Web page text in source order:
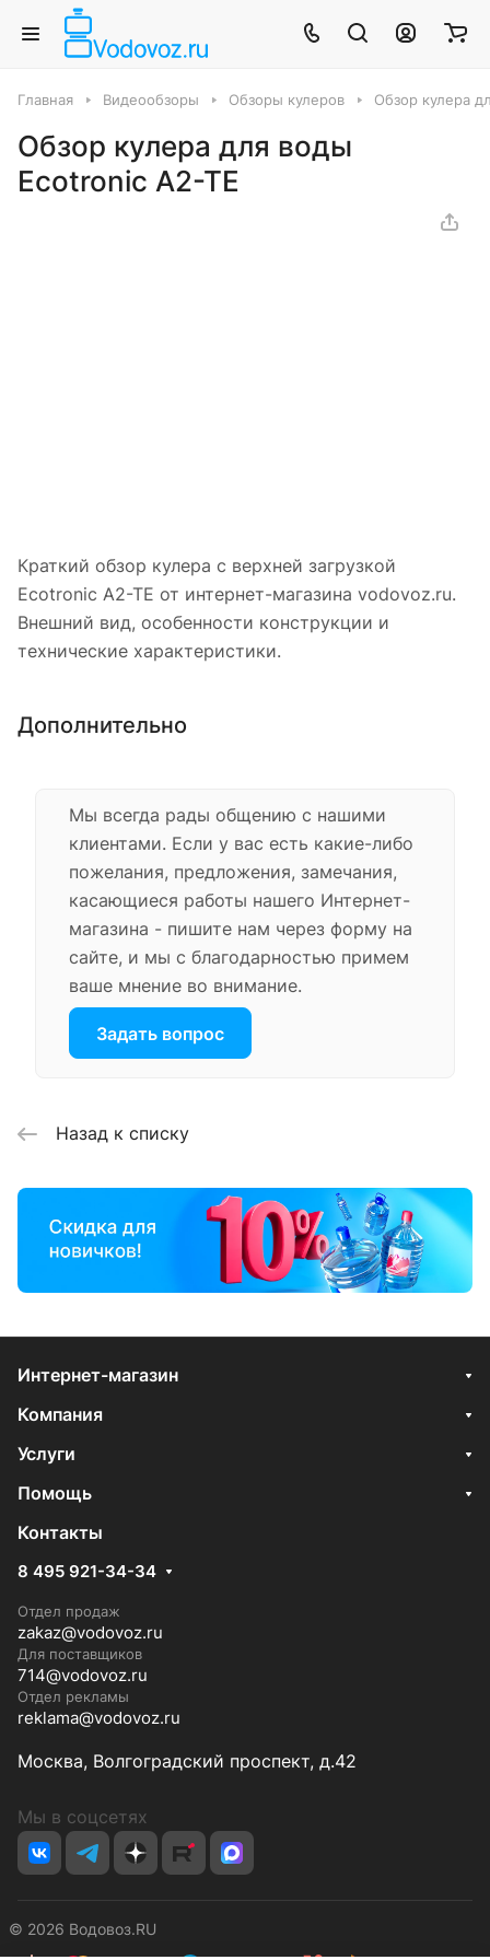
Главная Видеообзоры Обзоры кулеров Обзор кулера
Обзор кулера для воды
Ecotronic A2-TE
Краткий обзор кулера с верхней загрузкой
Ecotronic A2-TE от интернет-магазина vodovoz.ru.
Внешний вид, особенности конструкции и
технические характеристики.
Дополнительно
Мы всегда рады общению с нашими
клиентами. Если у вас есть какие-либо
пожелания, предложения, замечания,
касающиеся работы нашего Интернет-
магазина - пишите нам через форму на
сайте, и мы с благодарностью примем
ваше мнение во внимание.
Задать вопрос
Назад к списку
Интернет-магазин
Компания
Услуги
Помощь
Контакты
8 495 921-34-34
Отдел продаж
zakaz@vodovoz.ru
Для поставщиков
714@vodovoz.ru
Отдел рекламы
reklama@vodovoz.ru
Москва, Волгоградский проспект, д.42
Мы в соцсетях
© 2026 Водовоз.RU